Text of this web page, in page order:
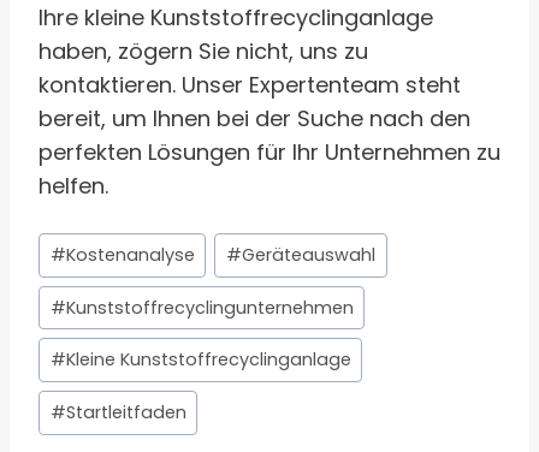
Ihre kleine Kunststoffrecyclinganlage
haben, zögern Sie nicht, uns zu
kontaktieren. Unser Expertenteam steht
bereit, um Ihnen bei der Suche nach den
perfekten Lösungen für Ihr Unternehmen zu
helfen.
Schlagworte:
#Kostenanalyse #Geräteauswahl
#Kunststoffrecyclingunternehmen
#Kleine Kunststoffrecyclinganlage
#Startleitfaden